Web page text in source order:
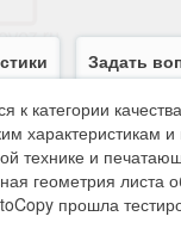
Задать
к категории
характеристикам
технике и
геометрия
прошла